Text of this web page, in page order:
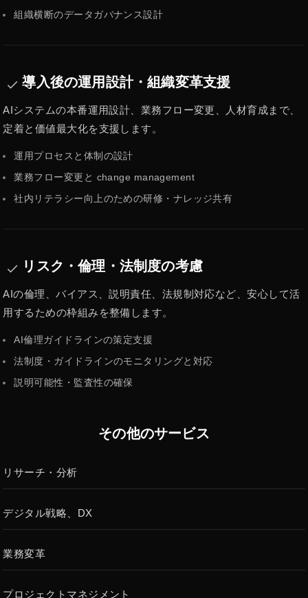
組織横断のデータガバナンス設計
done 導入後の運用設計・組織変革支援
AIシステムの本番運用設計、業務フロー変更、人材育成まで、
定着と価値最大化を支援します。
運用プロセスと体制の設計
業務フロー変更と change management
社内リテラシー向上のための研修・ナレッジ共有
done リスク・倫理・法制度の考慮
AIの倫理、バイアス、説明責任、法規制対応など、安心して活
用するための枠組みを整備します。
AI倫理ガイドラインの策定支援
法制度・ガイドラインのモニタリングと対応
説明可能性・監査性の確保
その他のサービス
リサーチ・分析
デジタル戦略、DX
業務変革
プロジェクトマネジメント